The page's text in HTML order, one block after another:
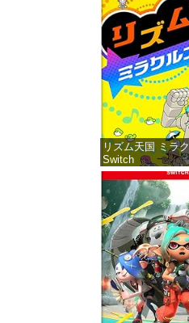
リズム天国 ミラ
Switch